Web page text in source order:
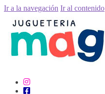
Ir a la navegación Ir al contenido